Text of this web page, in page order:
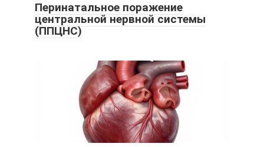
Перинатальное поражение
центральной нервной системы
(ППЦНС)